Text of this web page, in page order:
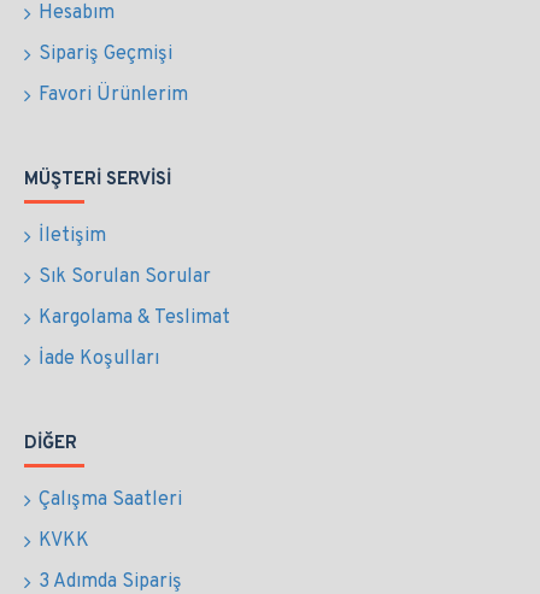
Hesabım
Sipariş Geçmişi
Favori Ürünlerim
MÜŞTERI SERVISI
İletişim
Sık Sorulan Sorular
Kargolama & Teslimat
İade Koşulları
DIĞER
Çalışma Saatleri
KVKK
3 Adımda Sipariş